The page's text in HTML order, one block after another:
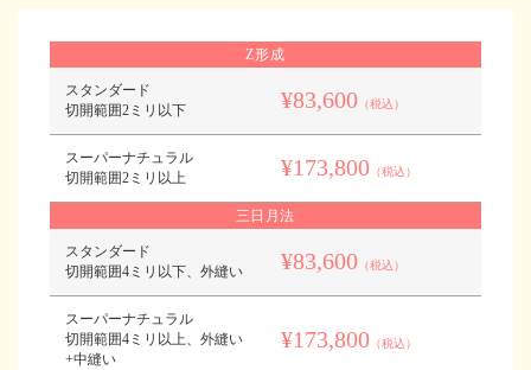
Z形成
スタンダード
切開範囲2ミリ以下
¥83,600 （税込）
スーパーナチュラル
切開範囲2ミリ以上
¥173,800 （税込）
三日月法
スタンダード
切開範囲4ミリ以下、外縫い
¥83,600 （税込）
スーパーナチュラル
切開範囲4ミリ以上、外縫い
+中縫い
¥173,800 （税込）